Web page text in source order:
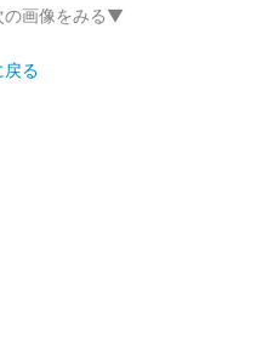
画像をみる▼
戻る